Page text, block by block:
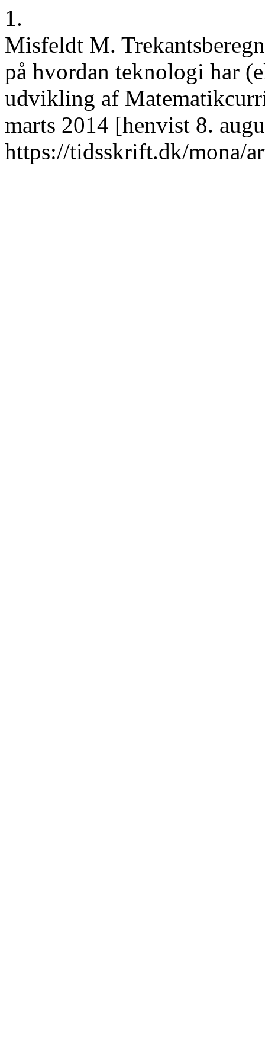
1.
Misfeldt M.
på hvordan teknologi har
udvikling af
marts 2014 [henvist 8.
https://tidsskrift.dk/mona/